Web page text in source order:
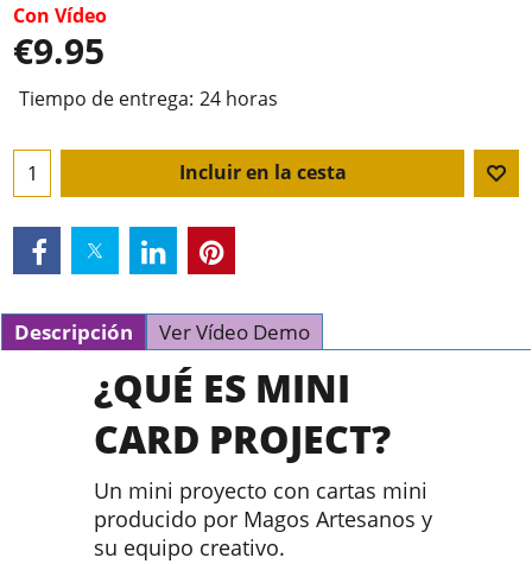
Con Vídeo
€9.95
Tiempo de entrega: 24 horas
Incluir en la cesta
Descripción Ver Vídeo Demo
¿QUÉ ES MINI
CARD PROJECT?
Un mini proyecto con cartas mini
producido por Magos Artesanos y
su equipo creativo.